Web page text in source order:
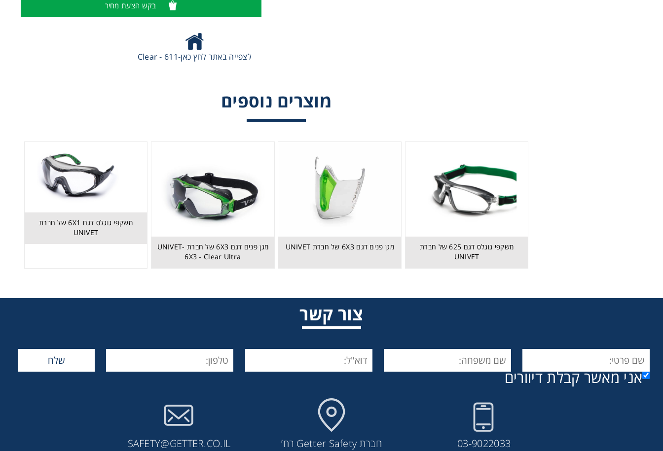
בקש הצעת מחיר
לצפייה באתר לחץ כאן-611 - Clear
מוצרים נוספים
משקפי גוגלס דגם 625 של חברת
UNIVET
מגן פנים דגם 6X3 של חברת UNIVET
מגן פנים דגם 6X3 של חברת UNIVET-
6X3 - Clear Ultra
משקפי גוגלס דגם 6X1 של חברת
UNIVET
צור קשר
אני מאשר קבלת דיוורים
03-9022033 חברת Getter Safety רח’ SAFETY@GETTER.CO.IL